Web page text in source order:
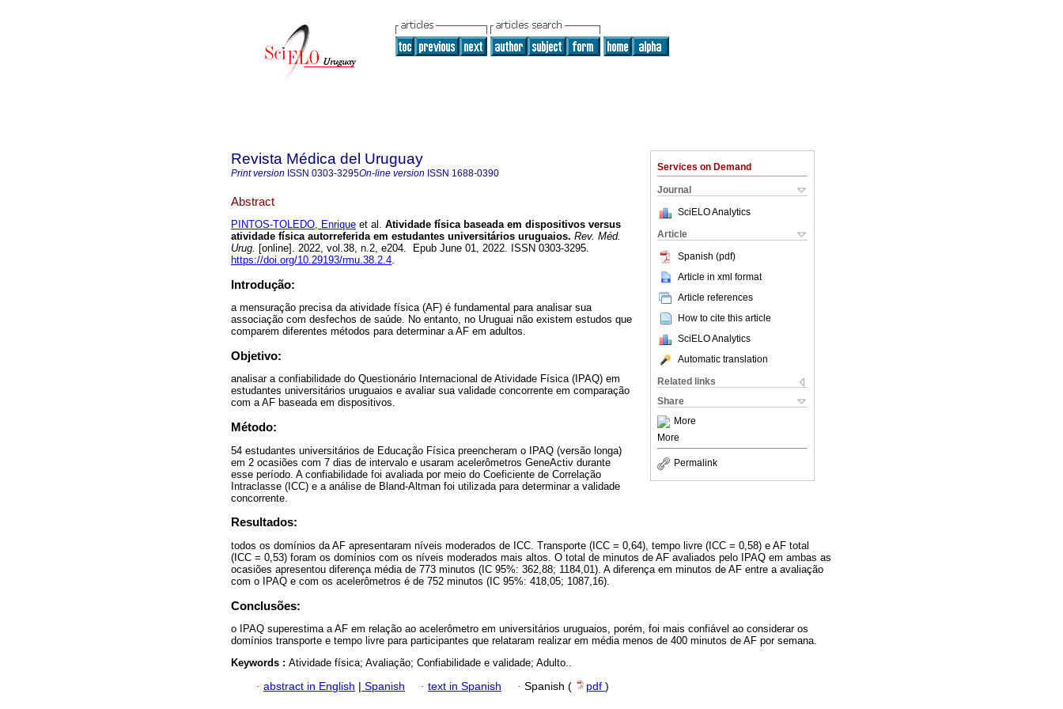
Services on Demand
Journal
SciELO Analytics
Article
Spanish (pdf)
Article in xml format
Article references
How to cite this article
SciELO Analytics
Automatic translation
Related links
Share
More
More
Permalink
Revista Médica del Uruguay
Print version ISSN 0303-3295On-line version ISSN 1688-0390
Abstract
PINTOS-TOLEDO, Enrique et al. Atividade física baseada em dispositivos versus
atividade física autorreferida em estudantes universitários uruguaios. Rev. Méd.
Urug. [online]. 2022, vol.38, n.2, e204. Epub June 01, 2022. ISSN 0303-3295.
https://doi.org/10.29193/rmu.38.2.4.
Introdução:
a mensuração precisa da atividade física (AF) é fundamental para analisar sua
associação com desfechos de saúde. No entanto, no Uruguai não existem estudos que
comparem diferentes métodos para determinar a AF em adultos.
Objetivo:
analisar a confiabilidade do Questionário Internacional de Atividade Física (IPAQ) em
estudantes universitários uruguaios e avaliar sua validade concorrente em comparação
com a AF baseada em dispositivos.
Método:
54 estudantes universitários de Educação Física preencheram o IPAQ (versão longa)
em 2 ocasiões com 7 dias de intervalo e usaram acelerômetros GeneActiv durante
esse período. A confiabilidade foi avaliada por meio do Coeficiente de Correlação
Intraclasse (ICC) e a análise de Bland-Altman foi utilizada para determinar a validade
concorrente.
Resultados:
todos os domínios da AF apresentaram níveis moderados de ICC. Transporte (ICC = 0,64), tempo livre (ICC = 0,58) e AF total
(ICC = 0,53) foram os domínios com os níveis moderados mais altos. O total de minutos de AF avaliados pelo IPAQ em ambas as
ocasiões apresentou diferença média de 773 minutos (IC 95%: 362,88; 1184,01). A diferença em minutos de AF entre a avaliação
com o IPAQ e com os acelerômetros é de 752 minutos (IC 95%: 418,05; 1087,16).
Conclusões:
o IPAQ superestima a AF em relação ao acelerômetro em universitários uruguaios, porém, foi mais confiável ao considerar os
domínios transporte e tempo livre para participantes que relataram realizar em média menos de 400 minutos de AF por semana.
Keywords : Atividade física; Avaliação; Confiabilidade e validade; Adulto..
· abstract in English Spanish · text in Spanish · Spanish ( pdf )